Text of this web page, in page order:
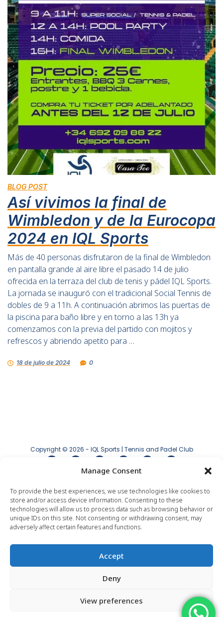
Manage Consent
To provide the best experiences, we use technologies like cookies to
store and/or access device information. Consenting to these
technologies will allow us to process data such as browsing behavior or
unique IDs on this site. Not consenting or withdrawing consent, may
adversely affect certain features and functions.
Accept
Deny
View preferences
BLOG POST
Así vivimos la final de
Wimbledon y de la Eurocopa
2024 en IQL Sports
Más de 40 personas disfrutaron de la final de Wimbledon
en pantalla grande al aire libre el pasado 14 de julio
ofrecida en la terraza del club de tenis y pádel IQL Sports.
La jornada se inauguró con el tradicional Social Tennis de
dobles de 9 a 11h. A continuación abrimos las puertas de
la piscina para baño libre y en torno a las 13h ya
comenzamos con la previa del partido con mojitos y
refrescos y abriendo apetito para …
18 de julio de 2024 0
Copyright © 2026 - IQL Sports | Tennis and Padel Club
Política de privacidad
Política
de cookies